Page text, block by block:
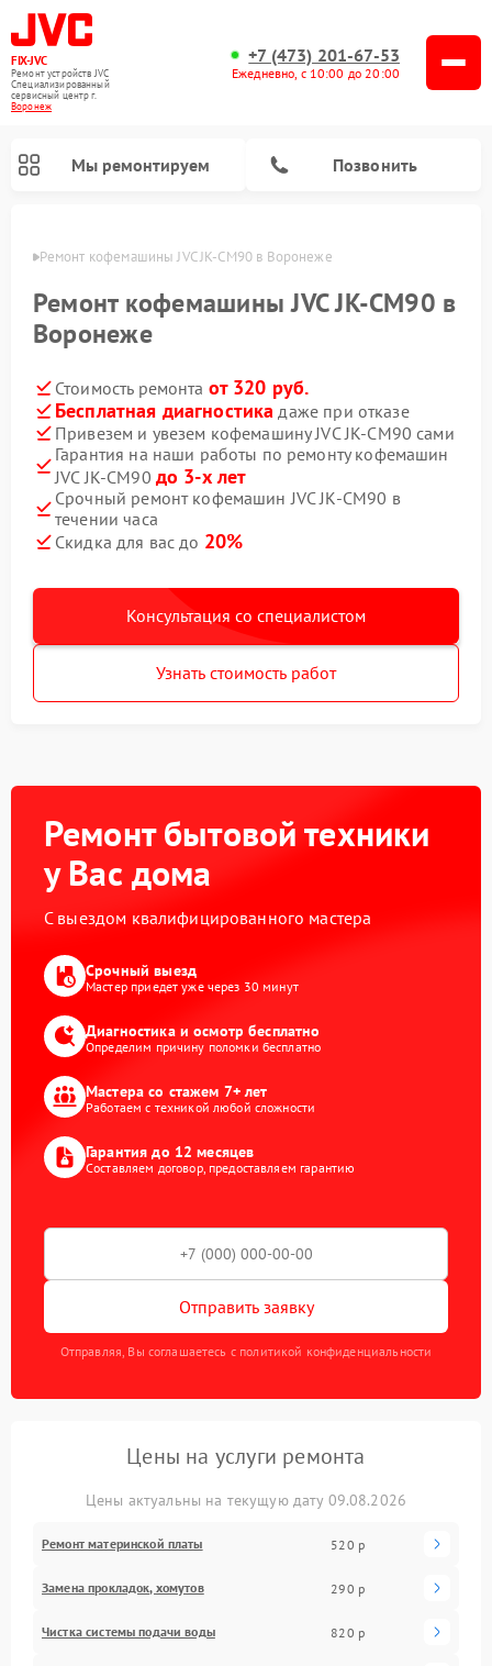
FIX-JVC
Ремонт устройств JVC
Специализированный
cервисный центр г.
Воронеж
+7 (473) 201-67-53
Ежедневно, с 10:00 до 20:00
Мы ремонтируем Позвонить
Ремонт кофемашины JVC JK-CM90 в Воронеже
Ремонт кофемашины JVC JK-CM90 в
Воронеже
Стоимость ремонта от 320 руб.
Бесплатная диагностика даже при отказе
Привезем и увезем кофемашину JVC JK-CM90 сами
Гарантия на наши работы по ремонту кофемашин
JVC JK-CM90 до 3-х лет
Срочный ремонт кофемашин JVC JK-CM90 в
течении часа
Скидка для вас до 20%
Консультация со специалистом
Узнать стоимость работ
Ремонт бытовой техники
у Вас дома
С выездом квалифицированного мастера
Срочный выезд
Мастер приедет уже через 30 минут
Диагностика и осмотр бесплатно
Определим причину поломки бесплатно
Мастера со стажем 7+ лет
Работаем с техникой любой сложности
Гарантия до 12 месяцев
Составляем договор, предоставляем гарантию
Отправить заявку
Отправляя, Вы соглашаетесь с политикой конфиденциальности
Цены на услуги ремонта
Цены актуальны на текущую дату 09.08.2026
Ремонт материнской платы 520 р
Замена прокладок, хомутов 290 р
Чистка системы подачи воды 820 р